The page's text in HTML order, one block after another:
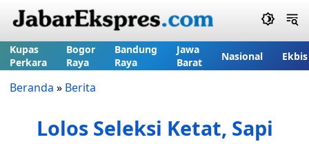
Kupas
Perkara
Bogor
Raya
Bandung
Raya
Jawa
Barat
Nasional Ekbis
Beranda » Berita
Lolos Seleksi Ketat, Sapi